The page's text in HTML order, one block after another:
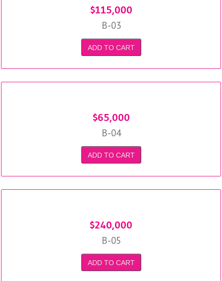
$115,000
B-03
ADD TO CART
$65,000
B-04
ADD TO CART
$240,000
B-05
ADD TO CART